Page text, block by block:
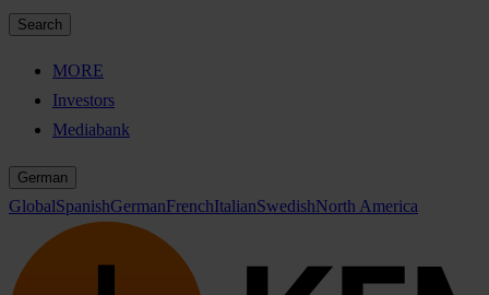
Search
MORE
Investors
Mediabank
German
GlobalSpanishGermanFrenchItalianSwedishNorth America